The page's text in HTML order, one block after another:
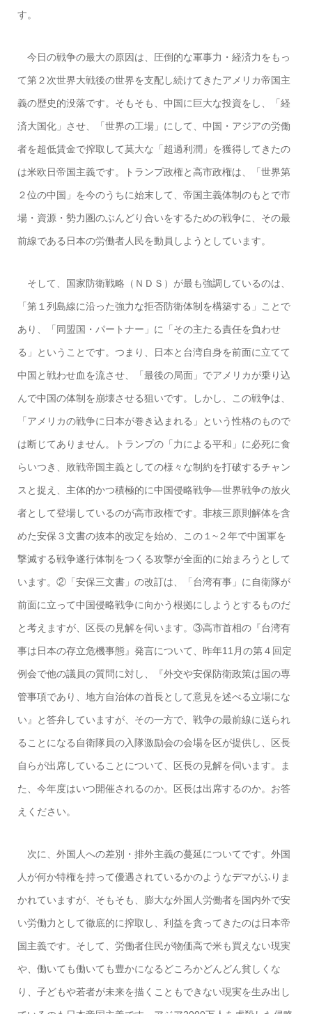
す。
今日の戦争の最大の原因は、圧倒的な軍事力・経済力をもっ
て第２次世界大戦後の世界を支配し続けてきたアメリカ帝国主
義の歴史的没落です。そもそも、中国に巨大な投資をし、「経
済大国化」させ、「世界の工場」にして、中国・アジアの労働
者を超低賃金で搾取して莫大な「超過利潤」を獲得してきたの
は米欧日帝国主義です。トランプ政権と高市政権は、「世界第
２位の中国」を今のうちに始末して、帝国主義体制のもとで市
場・資源・勢力圏のぶんどり合いをするための戦争に、その最
前線である日本の労働者人民を動員しようとしています。
そして、国家防衛戦略（ＮＤＳ）が最も強調しているのは、
「第１列島線に沿った強力な拒否防衛体制を構築する」ことで
あり、「同盟国・パートナー」に「その主たる責任を負わせ
る」ということです。つまり、日本と台湾自身を前面に立てて
中国と戦わせ血を流させ、「最後の局面」でアメリカが乗り込
んで中国の体制を崩壊させる狙いです。しかし、この戦争は、
「アメリカの戦争に日本が巻き込まれる」という性格のもので
は断じてありません。トランプの「力による平和」に必死に食
らいつき、敗戦帝国主義としての様々な制約を打破するチャン
スと捉え、主体的かつ積極的に中国侵略戦争―世界戦争の放火
者として登場しているのが高市政権です。非核三原則解体を含
めた安保３文書の抜本的改定を始め、この１~２年で中国軍を
撃滅する戦争遂行体制をつくる攻撃が全面的に始まろうとして
います。②「安保三文書」の改訂は、「台湾有事」に自衛隊が
前面に立って中国侵略戦争に向かう根拠にしようとするものだ
と考えますが、区長の見解を伺います。③高市首相の『台湾有
事は日本の存立危機事態』発言について、昨年11月の第４回定
例会で他の議員の質問に対し、『外交や安保防衛政策は国の専
管事項であり、地方自治体の首長として意見を述べる立場にな
い』と答弁していますが、その一方で、戦争の最前線に送られ
ることになる自衛隊員の入隊激励会の会場を区が提供し、区長
自らが出席していることについて、区長の見解を伺います。ま
た、今年度はいつ開催されるのか。区長は出席するのか。お答
えください。
次に、外国人への差別・排外主義の蔓延についてです。外国
人が何か特権を持って優遇されているかのようなデマがふりま
かれていますが、そもそも、膨大な外国人労働者を国内外で安
い労働力として徹底的に搾取し、利益を貪ってきたのは日本帝
国主義です。そして、労働者住民が物価高で米も買えない現実
や、働いても働いても豊かになるどころかどんどん貧しくな
り、子どもや若者が未来を描くこともできない現実を生み出し